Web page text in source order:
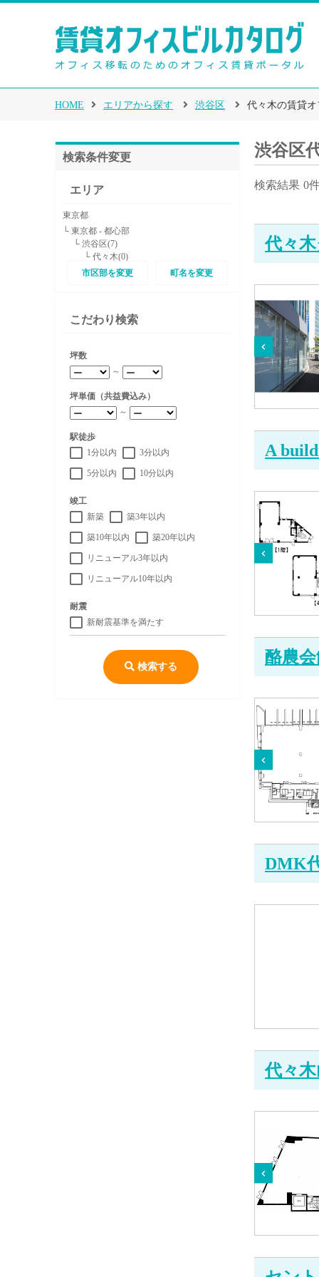
HOME エリアから探す 渋谷区 代々木の賃貸
検索条件変更
エリア
東京都
└ 東京都 - 都心部
└ 渋谷区(7)
└ 代々木(0)
市区部を変更
町名を変更
こだわり検索
坪数
～
坪単価（共益費込み）
～
駅徒歩
1分以内
3分以内
5分以内 10分以内
竣工
新築
築3年以内
築10年以内 築20年以内
リニューアル3年以内
リニューアル10年以内
耐震
新耐震基準を満たす
検索する
渋谷区
検索結果 0
代々
A
酪農
DMK
代々